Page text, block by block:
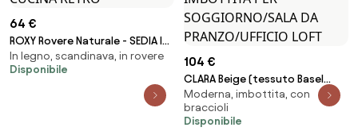
64 €
ROXY Rovere Naturale - SEDIA IN
LEGNO PER SALOTTO SALA DA
PRANZO CUCINA RETRÒ
In legno, scandinava, in rovere
Disponibile
104 €
CLARA Beige (tessuto Basel
24)/gambe beige - SEDIA
MODERNA IMBOTTITA PER
SOGGIORNO/SALA DA
Moderna, imbottita, con
braccioli
Disponibile